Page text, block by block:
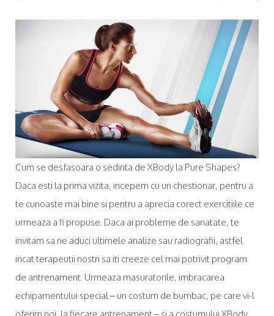
Cum se desfasoara o sedinta de XBody la Pure Shapes?
Daca esti la prima vizita, incepem cu un chestionar, pentru a
te cunoaste mai bine si pentru a aprecia corect exercitiile ce
urmeaza a fi propuse. Daca ai probleme de sanatate, te
invitam sa ne aduci ultimele analize sau radiografii, astfel
incat terapeutii nostri sa iti creeze cel mai potrivit program
de antrenament. Urmeaza masuratorile, imbracarea
echipamentului special – un costum de bumbac, pe care vi-l
oferim noi, la fiecare antrenament – si a costumului XBody